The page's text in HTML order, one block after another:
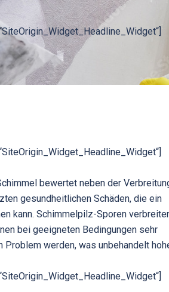
bewertet neben der
gesundheitlichen Schäden, die ein
kann. Schimmelpilz-Sporen
bei geeigneten Bedingungen sehr
Problem werden, was unbehandelt